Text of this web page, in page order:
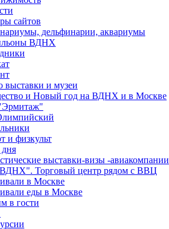
сайтов
дельфинарии, аквариумы
ВДНХ
выставки и музеи
и Новый год на ВДНХ и в Москве
и физкульт
выставки-визы -авиакомпании
Торговый центр рядом с ВВЦ
в Москве
еды в Москве
в гости